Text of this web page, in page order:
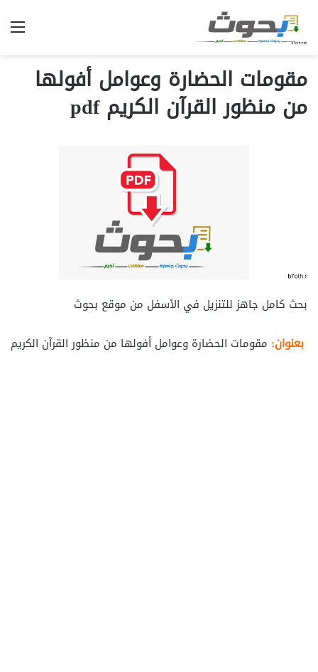
مقومات الحضارة وعوامل أفولها
من منظور القرآن الكريم pdf
بحث كامل جاهز للتنزيل في الأسفل من موقع بحوث
بعنوان: مقومات الحضارة وعوامل أفولها من منظور القرآن الكريم